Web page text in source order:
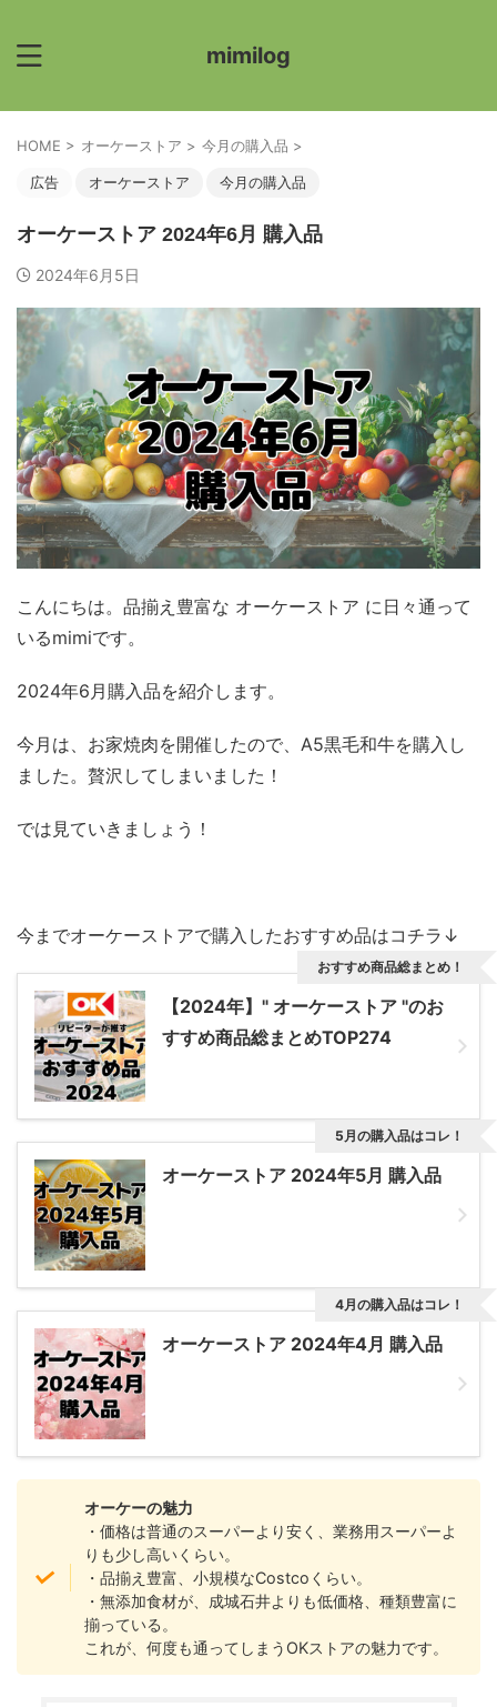
mimilog
HOME > オーケーストア > 今月の購入品 >
広告 オーケーストア 今月の購入品
オーケーストア 2024年6月 購入品
2024年6月5日
こんにちは。品揃え豊富な オーケーストア に日々通って
いるmimiです。
2024年6月購入品を紹介します。
今月は、お家焼肉を開催したので、A5黒毛和牛を購入し
ました。贅沢してしまいました！
では見ていきましょう！
今までオーケーストアで購入したおすすめ品はコチラ↓
【2024年】" オーケーストア "のお
すすめ商品総まとめTOP274
おすすめ商品総まとめ！
オーケーストア 2024年5月 購入品
5月の購入品はコレ！
オーケーストア 2024年4月 購入品
4月の購入品はコレ！
オーケーの魅力
・価格は普通のスーパーより安く、業務用スーパーよ
りも少し高いくらい。
・品揃え豊富、小規模なCostcoくらい。
・無添加食材が、成城石井よりも低価格、種類豊富に
揃っている。
これが、何度も通ってしまうOKストアの魅力です。